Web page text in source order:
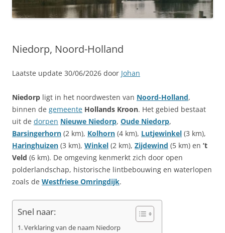
Niedorp, Noord-Holland
Laatste update 30/06/2026 door Johan
Niedorp ligt in het noordwesten van Noord-Holland,
binnen de gemeente Hollands Kroon. Het gebied bestaat
uit de dorpen Nieuwe Niedorp, Oude Niedorp,
Barsingerhorn (2 km), Kolhorn (4 km), Lutjewinkel (3 km),
Haringhuizen (3 km), Winkel (2 km), Zijdewind (5 km) en ’t
Veld (6 km). De omgeving kenmerkt zich door open
polderlandschap, historische lintbebouwing en waterlopen
zoals de Westfriese Omringdijk.
Snel naar:
Verklaring van de naam Niedorp